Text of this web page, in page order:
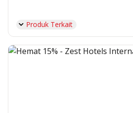
Produk Terkait